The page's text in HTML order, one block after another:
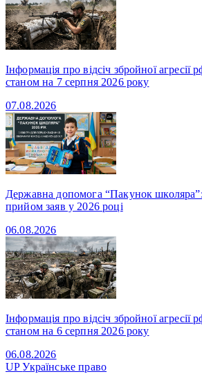
Інформація про відсіч збройної агресії
станом на 7 серпня 2026 року
07.08.2026
Державна допомога “Пакунок
прийом заяв у 2026 році
06.08.2026
Інформація про відсіч збройної агресії
станом на 6 серпня 2026 року
06.08.2026
UPУкраїнське право